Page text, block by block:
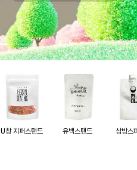
3/5
U창 지퍼스탠드 유백스탠드 삼방스